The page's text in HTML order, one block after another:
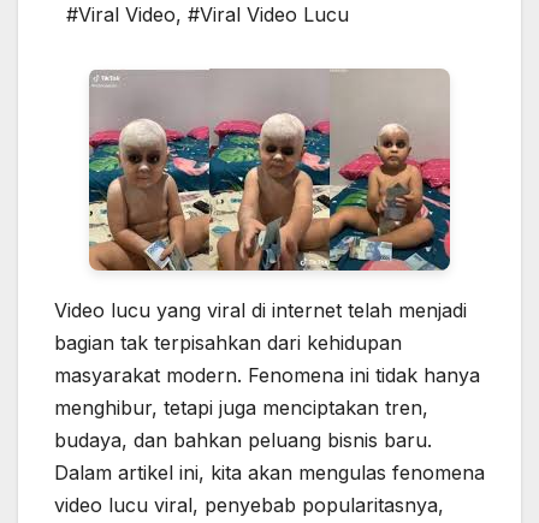
#Viral Video, #Viral Video Lucu
Video lucu yang viral di internet telah menjadi
bagian tak terpisahkan dari kehidupan
masyarakat modern. Fenomena ini tidak hanya
menghibur, tetapi juga menciptakan tren,
budaya, dan bahkan peluang bisnis baru.
Dalam artikel ini, kita akan mengulas fenomena
video lucu viral, penyebab popularitasnya,